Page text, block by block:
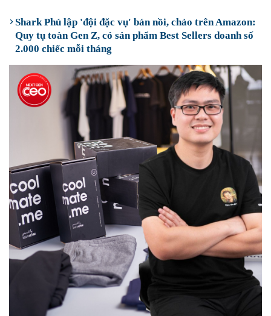
Shark Phú lập 'đội đặc vụ' bán nồi, chảo trên Amazon:
Quy tụ toàn Gen Z, có sản phẩm Best Sellers doanh số
2.000 chiếc mỗi tháng